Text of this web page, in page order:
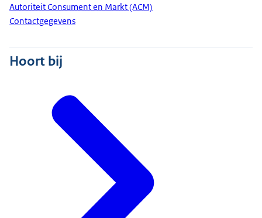
Autoriteit Consument en Markt (ACM)
Contactgegevens
Hoort bij